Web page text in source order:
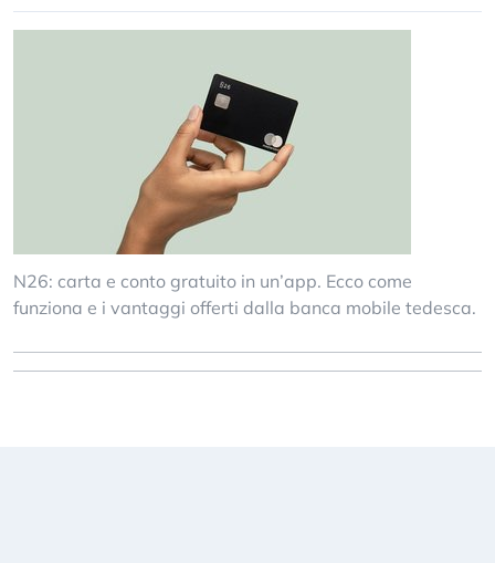
N26: carta e conto gratuito in un’app. Ecco come
funziona e i vantaggi offerti dalla banca mobile tedesca.